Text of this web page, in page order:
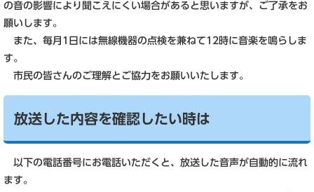
の音の影響により聞こえにくい場合があると思いますが、ご了承をお
願いします。
また、毎月1日には無線機器の点検を兼ねて12時に音楽を鳴らしま
す。
市民の皆さんのご理解とご協力をお願いいたします。
放送した内容を確認したい時は
以下の電話番号にお電話いただくと、放送した音声が自動的に流れ
ます。